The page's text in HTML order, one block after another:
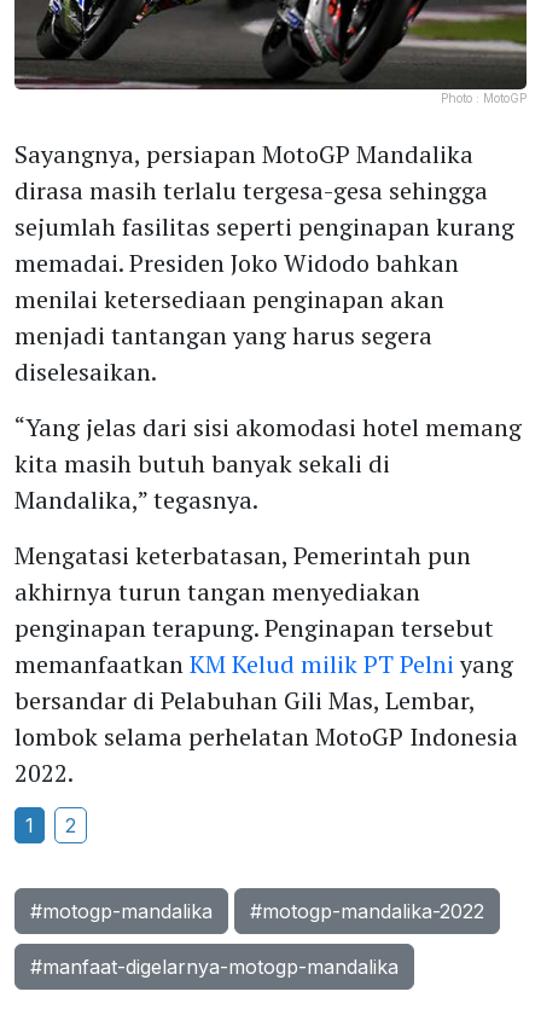
Photo : MotoGP
Sayangnya, persiapan MotoGP Mandalika
dirasa masih terlalu tergesa-gesa sehingga
sejumlah fasilitas seperti penginapan kurang
memadai. Presiden Joko Widodo bahkan
menilai ketersediaan penginapan akan
menjadi tantangan yang harus segera
diselesaikan.
“Yang jelas dari sisi akomodasi hotel memang
kita masih butuh banyak sekali di
Mandalika,” tegasnya.
Mengatasi keterbatasan, Pemerintah pun
akhirnya turun tangan menyediakan
penginapan terapung. Penginapan tersebut
memanfaatkanKM Kelud milik PT Pelniyang
bersandar di Pelabuhan Gili Mas, Lembar,
lombok selama perhelatan MotoGP Indonesia
2022.
1 2
#motogp-mandalika #motogp-mandalika-2022
#manfaat-digelarnya-motogp-mandalika